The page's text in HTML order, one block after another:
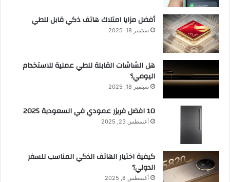
أفضل مزايا امتلاك هاتف ذكي قابل للطي
سبتمبر 18, 2025
هل الشاشات القابلة للطي عملية للاستخدام
اليومي؟
سبتمبر 18, 2025
10 افضل فريزر عمودي​ في السعودية​ 2025
أغسطس 23, 2025
كيفية اختيار الهاتف الذكي المناسب للسفر
الدولي؟
أغسطس 8, 2025